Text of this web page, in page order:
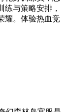
与策略安排，
耀。体验热血竞